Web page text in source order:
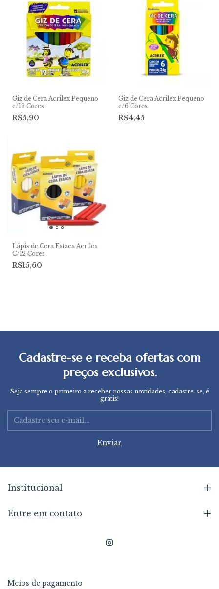
Giz de Cera Acrilex Pequeno
c/12 Cores
R$5,90
Giz de Cera Acrilex Pequeno
c/6 Cores
R$4,45
Lápis de Cera Estaca Acrilex
C/12 Cores
R$15,60
Cadastre-se e receba ofertas com
preços exclusivos.
Seja sempre o primeiro a receber nossas novidades, cadastre-se, é
grátis!
Institucional
Entre em contato
Meios de pagamento